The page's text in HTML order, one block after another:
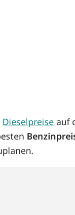
Dieselpreise auf